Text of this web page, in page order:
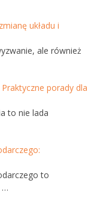
układu i
ale również
Praktyczne porady dla
to nie lada
to
…